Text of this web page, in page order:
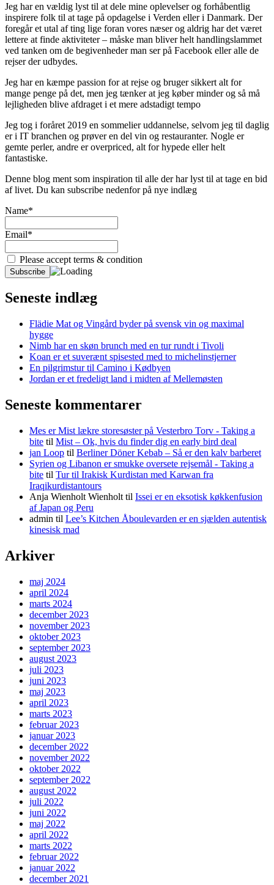
Jeg har en vældig lyst til at dele mine oplevelser og forhåbentlig
inspirere folk til at tage på opdagelse i Verden eller i Danmark. Der
foregår et utal af ting lige foran vores næser og aldrig har det været
lettere at finde aktiviteter – måske man bliver helt handlingslammet
ved tanken om de begivenheder man ser på Facebook eller alle de
rejser der udbydes.
Jeg har en kæmpe passion for at rejse og bruger sikkert alt for
mange penge på det, men jeg tænker at jeg køber minder og så må
lejligheden blive afdraget i et mere adstadigt tempo
Jeg tog i foråret 2019 en sommelier uddannelse, selvom jeg til daglig
er i IT branchen og prøver en del vin og restauranter. Nogle er
gemte perler, andre er overpriced, alt for hypede eller helt
fantastiske.
Denne blog ment som inspiration til alle der har lyst til at tage en bid
af livet. Du kan subscribe nedenfor på nye indlæg
Name*
Email*
Please accept terms & condition
Seneste indlæg
Flädie Mat og Vingård byder på svensk vin og maximal
hygge
Nimb har en skøn brunch med en tur rundt i Tivoli
Koan er et suverænt spisested med to michelinstjerner
En pilgrimstur til Camino i Kødbyen
Jordan er et fredeligt land i midten af Mellemøsten
Seneste kommentarer
Mes er Mist lækre storesøster på Vesterbro Torv - Taking a
bite til Mist – Ok, hvis du finder dig en early bird deal
jan Loop til Berliner Döner Kebab – Så er den kalv barberet
Syrien og Libanon er smukke oversete rejsemål - Taking a
bite til Tur til Irakisk Kurdistan med Karwan fra
Iraqikurdistantours
Anja Wienholt Wienholt til Issei er en eksotisk køkkenfusion
af Japan og Peru
admin til Lee’s Kitchen Åboulevarden er en sjælden autentisk
kinesisk mad
Arkiver
maj 2024
april 2024
marts 2024
december 2023
november 2023
oktober 2023
september 2023
august 2023
juli 2023
juni 2023
maj 2023
april 2023
marts 2023
februar 2023
januar 2023
december 2022
november 2022
oktober 2022
september 2022
august 2022
juli 2022
juni 2022
maj 2022
april 2022
marts 2022
februar 2022
januar 2022
december 2021